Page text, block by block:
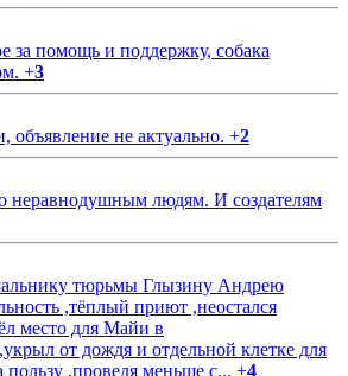
за помощь и поддержку, собака
+3
объявление не актуально. +2
неравнодушным людям. И создателям
тюрьмы Глызину Андрею
,тёплый приют ,неостался
место для Майи в
от дождя и отдельной клетке для
,проведя меньше с... +4